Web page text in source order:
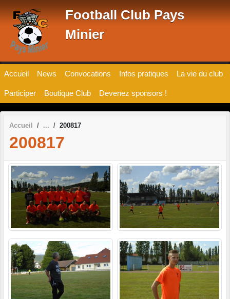
Football Club Pays
Minier
Accueil News Convocations Infos pratiques La vie du club
Participer Boutique Club Devenez sponsors !
Accueil 200817
200817